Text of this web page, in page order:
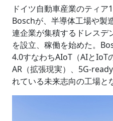
ドイツ自動車産業のティ
Boschが、半導体工場や製
連企業が集積するドレス
を設立、稼働を始めた。
4.0すなわちAIoT（AIとIoT
AR（拡張現実）、5G-
れている未来志向の工場と